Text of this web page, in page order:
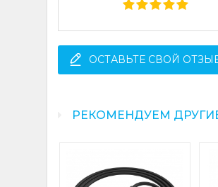
ОСТАВЬТЕ СВОЙ
РЕКОМЕНДУЕМ